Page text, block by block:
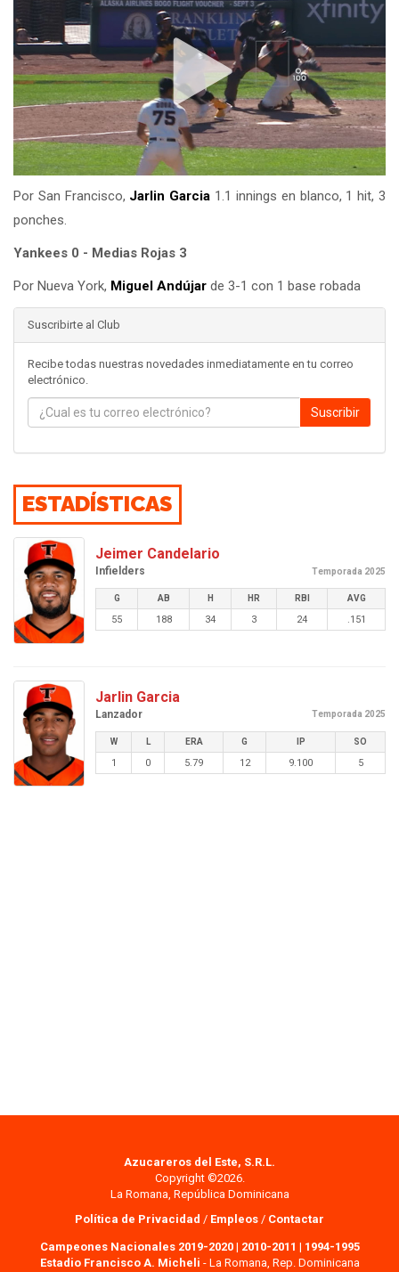
Por San Francisco, Jarlin Garcia 1.1 innings en blanco, 1 hit, 3
ponches.
Yankees 0 - Medias Rojas 3
Por Nueva York, Miguel Andújar de 3-1 con 1 base robada
Suscribirte al Club
Recibe todas nuestras novedades inmediatamente en tu correo
electrónico.
Suscribir
ESTADÍSTICAS
Jeimer Candelario
Infielders Temporada 2025
G AB H HR RBI AVG
55 188 34 3 24 .151
Jarlin Garcia
Lanzador Temporada 2025
W L ERA G IP SO
1 0 5.79 12 9.100 5
Azucareros del Este, S.R.L.
Copyright ©2026.
La Romana, República Dominicana
Política de Privacidad / Empleos / Contactar
Campeones Nacionales 2019-2020| 2010-2011 | 1994-1995
Estadio Francisco A. Micheli - La Romana, Rep. Dominicana